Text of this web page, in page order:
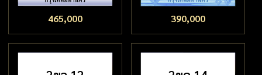
465,000 390,000